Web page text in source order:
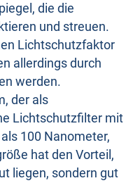
die die
und streuen.
Lichtschutzfaktor
allerdings durch
werden.
der als
Lichtschutzfilter mit
100 Nanometer,
hat den Vorteil,
liegen, sondern gut